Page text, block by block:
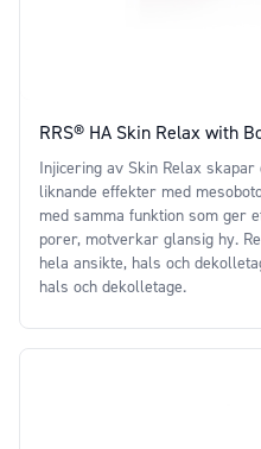
RRS® HA Skin Relax with
Injicering av Skin Relax
liknande effekter med
med samma funktion som ger
porer, motverkar glansig hy.
hela ansikte, hals och
hals och dekolletage.